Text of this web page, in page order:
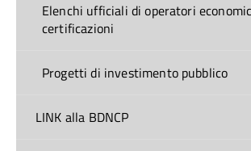
Elenchi ufficiali di operatori
certificazioni
Progetti di investimento pubblico
LINK alla BDNCP